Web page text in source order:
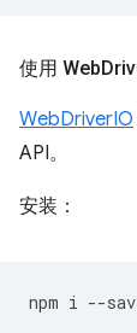
使用 Web
WebDriverIO
API。
安装：
npm i --